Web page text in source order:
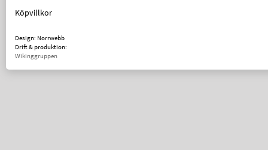
Köpvillkor
Design: Norrwebb
Drift & produktion:
Wikinggruppen